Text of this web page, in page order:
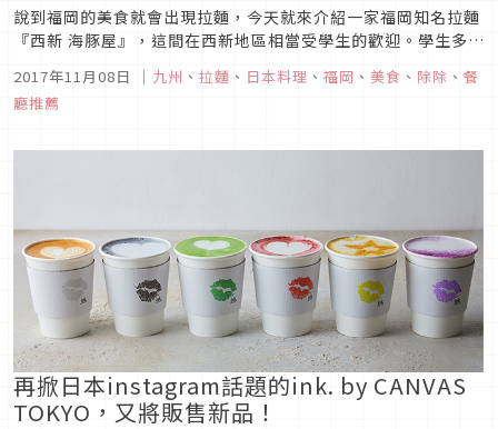
說到福岡的美食就會出現拉麵，今天就來介紹一家福岡知名拉麵
『西新 海豚屋』，這間在西新地區相當受學生的歡迎。學生多到
識的人。 我在抵達福岡的第一天就被有人帶到這間他大力推薦的
拉麵店，他說這家店不僅又便宜又好吃而對他喜愛的程度高到曾
2017年11月08日 ｜ 九州 、 拉麵 、 日本料理 、 福岡 、 美食 、 除除 、 餐
廳推薦
再掀日本instagram話題的ink. by CANVAS
TOKYO，又將販售新品！